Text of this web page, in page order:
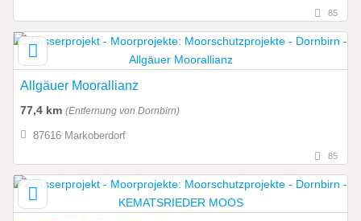
85
Allgäuer Moorallianz
77,4 km (Entfernung von Dornbirn)
87616 Markoberdorf
85